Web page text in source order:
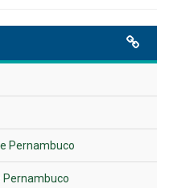
VER TODAS NOTÍCIAS